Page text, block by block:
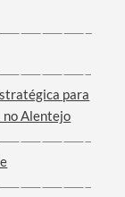
para
no Alentejo